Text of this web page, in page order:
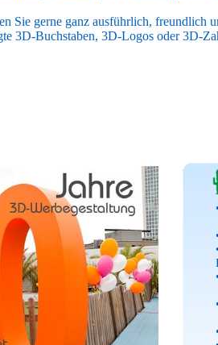
Sie gerne ganz ausführlich,
3D-Buchstaben, 3D-Logos oder 3D-